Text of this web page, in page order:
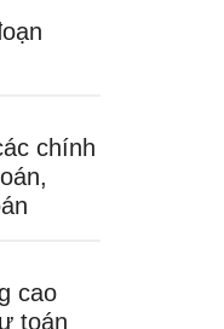
chính
cao
toán